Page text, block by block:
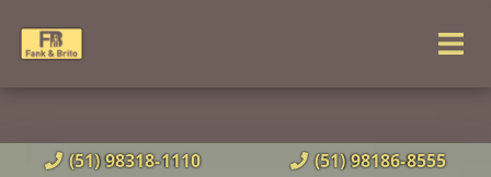
(51) 98318-1110 (51) 98186-8555